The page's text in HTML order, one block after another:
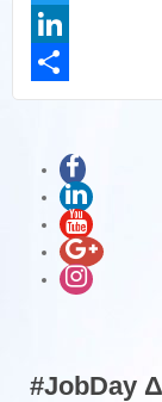
Twitter
LinkedIn
Share
#JobDay